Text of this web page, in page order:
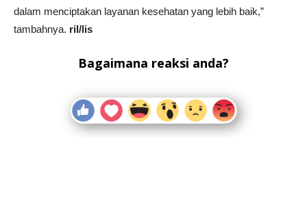
dalam menciptakan layanan kesehatan yang lebih baik,”
tambahnya. ril/lis
Bagaimana reaksi anda?